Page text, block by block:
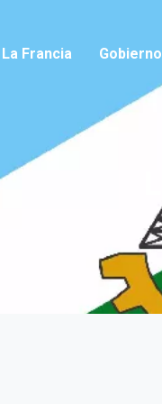
La Francia Gobierno